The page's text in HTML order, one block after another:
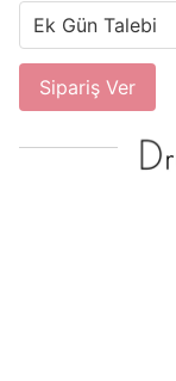
Sipariş Ver